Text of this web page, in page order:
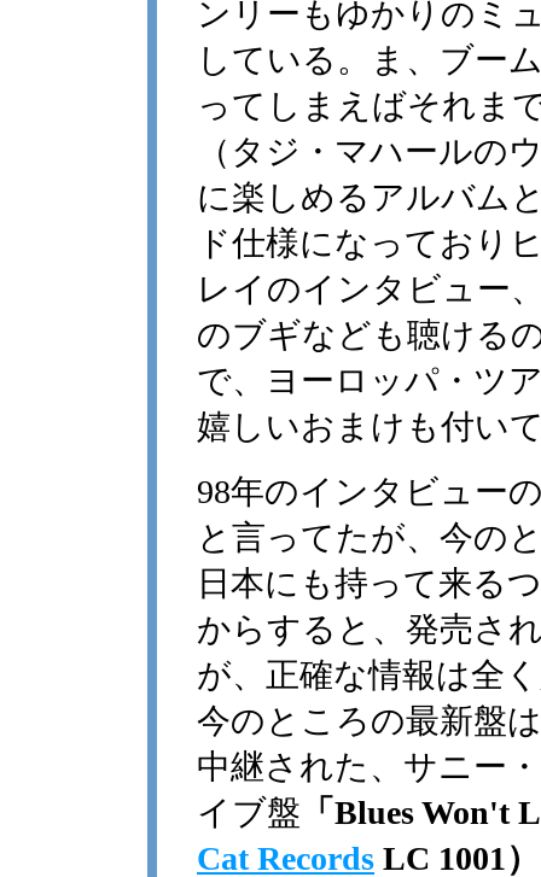
ンリーもゆかりのミ
している。ま、ブー
ってしまえばそれま
（タジ・マハールの
に楽しめるアルバム
ド仕様になっており
レイのインタビュー
のブギなども聴ける
で、ヨーロッパ・ツ
嬉しいおまけも付い
98年のインタビュー
と言ってたが、今の
日本にも持って来る
からすると、発売さ
が、正確な情報は全
今のところの最新盤
中継された、サニー
イブ盤 「Blues Won't
Cat Records LC 1001）